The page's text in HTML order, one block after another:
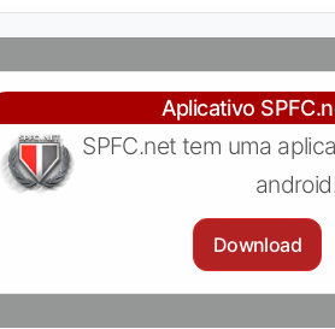
Aplicativo
SPFC.net tem uma
Download